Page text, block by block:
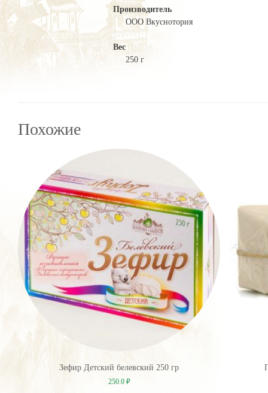
Производитель
ООО Вкуснотория
Вес
250 г
Похожие
Зефир Детский белевский 250 гр
250.0 ₽